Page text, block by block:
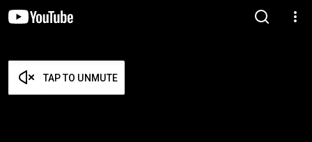
TAP TO UNMUTE